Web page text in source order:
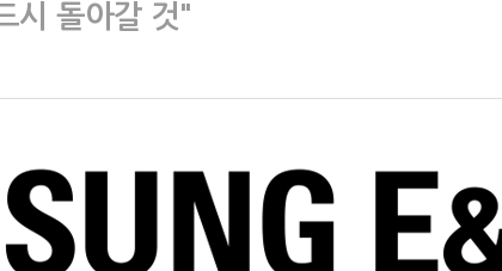
시 돌아갈 것"